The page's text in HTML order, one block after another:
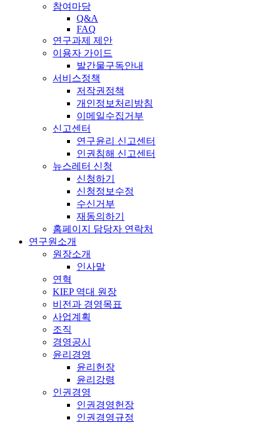
참여마당
Q&A
FAQ
연구과제 제안
이용자 가이드
발간물구독안내
서비스정책
저작권정책
개인정보처리방침
이메일수집거부
신고센터
연구윤리 신고센터
인권침해 신고센터
뉴스레터 신청
신청하기
신청정보수정
수신거부
재동의하기
홈페이지 담당자 연락처
연구원소개
원장소개
인사말
연혁
KIEP 역대 원장
비전과 경영목표
사업계획
조직
경영공시
윤리경영
윤리헌장
윤리강령
인권경영
인권경영헌장
인권경영규정